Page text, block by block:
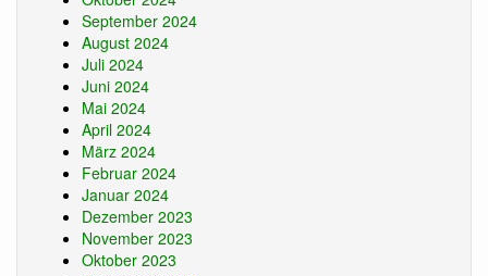
September 2024
August 2024
Juli 2024
Juni 2024
Mai 2024
April 2024
März 2024
Februar 2024
Januar 2024
Dezember 2023
November 2023
Oktober 2023